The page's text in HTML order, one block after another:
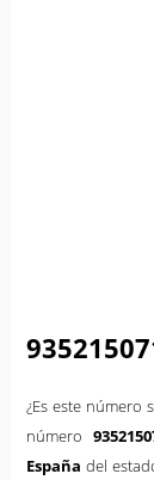
¿Es este número
número
España del